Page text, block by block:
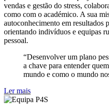
vendas e gestão do stress,
como com o académico. A sua
autoconhecimento em resultados
orientando indivíduos e equipas
pessoal.
“Desenvolver um plano
a chave para entender
mundo e como o mundo
Ler mais